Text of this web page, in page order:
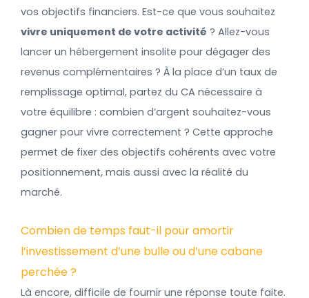
vos objectifs financiers. Est-ce que vous souhaitez
vivre uniquement de votre activité ? Allez-vous
lancer un hébergement insolite pour dégager des
revenus complémentaires ? À la place d’un taux de
remplissage optimal, partez du CA nécessaire à
votre équilibre : combien d’argent souhaitez-vous
gagner pour vivre correctement ? Cette approche
permet de fixer des objectifs cohérents avec votre
positionnement, mais aussi avec la réalité du
marché.
Combien de temps faut-il pour amortir
l’investissement d’une bulle ou d’une cabane
perchée ?
Là encore, difficile de fournir une réponse toute faite.